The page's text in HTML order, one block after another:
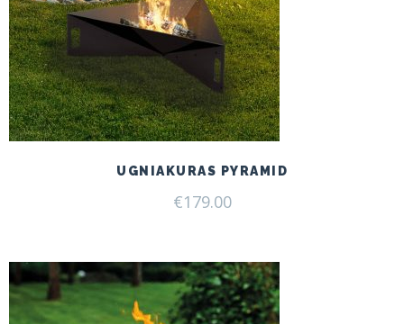
UGNIAKURAS PYRAMID
€179.00